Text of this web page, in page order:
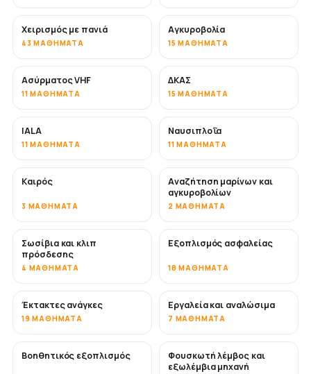
Χειρισμός με πανιά
43 ΜΑΘΉΜΑΤΑ
Αγκυροβολία
15 ΜΑΘΉΜΑΤΑ
Ασύρματος VHF
11 ΜΑΘΉΜΑΤΑ
ΔΚΑΣ
15 ΜΑΘΉΜΑΤΑ
IALA
11 ΜΑΘΉΜΑΤΑ
Ναυσιπλοΐα
11 ΜΑΘΉΜΑΤΑ
Καιρός
3 ΜΑΘΉΜΑΤΑ
Αναζήτηση μαρίνων και
αγκυροβολίων
2 ΜΑΘΉΜΑΤΑ
Σωσίβια και κλιπ
πρόσδεσης
4 ΜΑΘΉΜΑΤΑ
Εξοπλισμός ασφαλείας
18 ΜΑΘΉΜΑΤΑ
Έκτακτες ανάγκες
19 ΜΑΘΉΜΑΤΑ
Εργαλεία και αναλώσιμα
7 ΜΑΘΉΜΑΤΑ
Βοηθητικός εξοπλισμός
Φουσκωτή λέμβος και
εξωλέμβια μηχανή